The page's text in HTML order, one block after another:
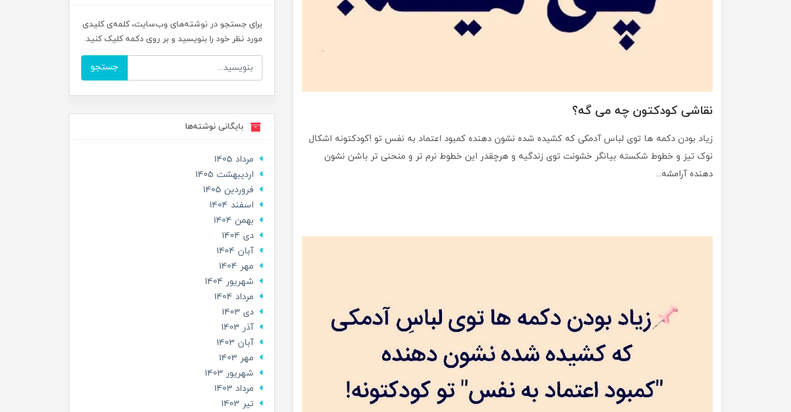
نقاشی کودکتون چه می گه؟
زیاد بودن دکمه ها توی لباس آدمکی که کشیده شده نشون دهنده کمبود اعتماد به نفس تو !کودکتونه اشکال
نوک تیز و خطوط شکسته بیانگر خشونت توی زندگیه و هرچقدر این خطوط نرم تر و منحنی تر باشن نشون
دهنده آرامشه...
برای جستجو در نوشته‌های وب‌سایت، کلمه‌ی کلیدی
مورد نظر خود را بنویسید و بر روی دکمه کلیک کنید.
جستجو
بایگانی نوشته‌ها
مرداد 1405
ارديبهشت 1405
فروردین 1405
اسفند 1404
بهمن 1404
دی 1404
آبان 1404
مهر 1404
شهریور 1404
مرداد 1404
دی 1403
آذر 1403
آبان 1403
مهر 1403
شهریور 1403
مرداد 1403
تير 1403